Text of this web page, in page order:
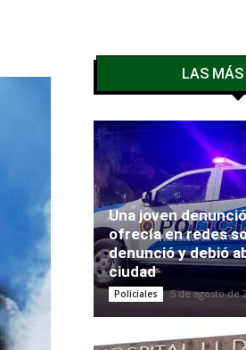
LAS
Una joven
ofrecía en redes
denunció y debió
ciudad
Policiales 5 de agosto de